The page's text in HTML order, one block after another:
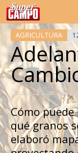
Temas de hoy
AGRICULTURA
Cómo
qué granos
elaboró